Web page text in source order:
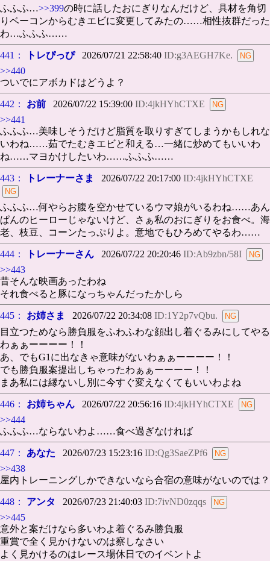
ふふふ…>>399の時に話したおにぎりなんだけど、具材を角切
りベーコンからむきエビに変更してみたの……相性抜群だった
わ…ふふふ……
441： トレぴっぴ2026/07/21 22:58:40 ID:g3AEGH7Ke.
>>440
ついでにアボカドはどうよ？
442： お前 2026/07/22 15:39:00 ID:4jkHYhCTXE
>>441
ふふふ…美味しそうだけど脂質を取りすぎてしまうかもしれな
いわね……茹でたむきエビと和える…一緒に炒めてもいいわ
ね……マヨかけしたいわ……ふふふ……
443： トレーナーさま 2026/07/22 20:17:00 ID:4jkHYhCTXE
ふふふ…何やらお腹を空かせているウマ娘がいるわね……あん
ぱんのヒーローじゃないけど、さぁ私のおにぎりをお食べ。海
老、枝豆、コーンたっぷりよ。意地でもひろめてやるわ……
444： トレーナーさん 2026/07/22 20:20:46 ID:Ab9zbn/58I
>>443
昔そんな映画あったわね
それ食べると豚になっちゃんだったかしら
445： お姉さま 2026/07/22 20:34:08 ID:1Y2p7vQbu.
目立つためなら勝負服をふわふわな顔出し着ぐるみにしてやる
わぁぁーーーー！！
あ、でもG1に出なきゃ意味がないわぁぁーーーー！！
でも勝負服案提出しちゃったわぁぁーーーー！！
まあ私には縁ないし別に今すぐ変えなくてもいいわよね
446： お姉ちゃん 2026/07/22 20:56:16 ID:4jkHYhCTXE
>>444
ふふふ…ならないわよ……食べ過ぎなければ
447： あなた 2026/07/23 15:23:16 ID:Qg3SaeZPf6
>>438
屋内トレーニングしかできないなら合宿の意味がないのでは？
448： アンタ 2026/07/23 21:40:03 ID:7ivND0zqqs
>>445
意外と案だけなら多いわよ着ぐるみ勝負服
重賞で全く見かけないのは察しなさい
よく見かけるのはレース場休日でのイベントよ